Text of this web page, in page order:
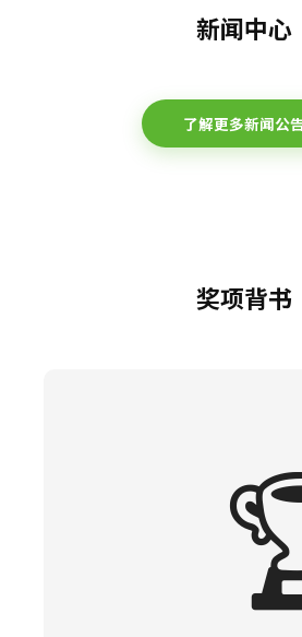
新闻中心
了解更多新闻公
奖项背书